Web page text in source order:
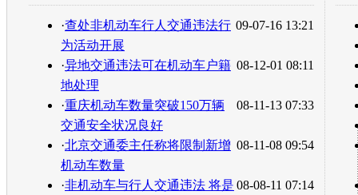
转发至：
09-07-16 13:21
·查处非机动车行人交通违法行
为活动开展
08-12-01 08:11
·异地交通违法可在机动车户籍
地处理
08-11-13 07:33
·重庆机动车数量突破150万辆
交通安全状况良好
08-11-08 09:54
·北京交通委主任称将限制新增
机动车数量
08-08-11 07:14
·非机动车与行人交通违法 将是